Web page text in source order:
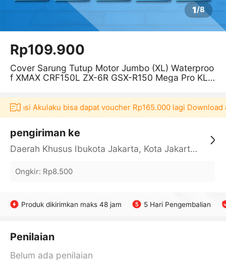
1/8
Rp109.900
Cover Sarung Tutup Motor Jumbo (XL) Waterproo
f XMAX CRF150L ZX-6R GSX-R150 Mega Pro KLX
Akulaku bisa dapat voucher Rp165.000 lagi Download &
pengiriman ke
Daerah Khusus Ibukota Jakarta, Kota Jakarta Barat, Cengkareng, yy
Ongkir: Rp8.500
Produk dikirimkan maks 48 jam 5 Hari Pengembalian
Penilaian
Belum ada penilaian